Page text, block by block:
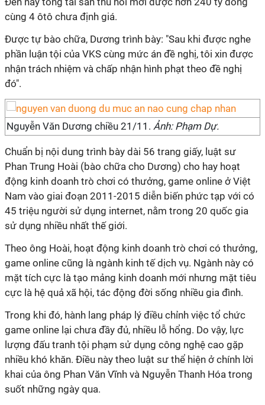
cùng 4 ôtô chưa định giá.
Được tự bào chữa, Dương trình bày: "Sau khi được nghe
phần luận tội của VKS cùng mức án đề nghị, tôi xin được
nhận trách nhiệm và chấp nhận hình phạt theo đề nghị
đó".
Nguyễn Văn Dương chiều 21/11. Ảnh: Phạm Dự.
Chuẩn bị nội dung trình bày dài 56 trang giấy, luật sư
Phan Trung Hoài (bào chữa cho Dương) cho hay hoạt
động kinh doanh trò chơi có thưởng, game online ở Việt
Nam vào giai đoạn 2011-2015 diễn biến phức tạp với có
45 triệu người sử dụng internet, nằm trong 20 quốc gia
sử dụng nhiều nhất thế giới.
Theo ông Hoài, hoạt động kinh doanh trò chơi có thưởng,
game online cũng là ngành kinh tế dịch vụ. Ngành này có
mặt tích cực là tạo mảng kinh doanh mới nhưng mặt tiêu
cực là hệ quả xã hội, tác động đời sống nhiều gia đình.
Trong khi đó, hành lang pháp lý điều chỉnh việc tổ chức
game online lại chưa đầy đủ, nhiều lỗ hổng. Do vậy, lực
lượng đấu tranh tội phạm sử dụng công nghệ cao gặp
nhiều khó khăn. Điều này theo luật sư thể hiện ở chính lời
khai của ông Phan Văn Vĩnh và Nguyễn Thanh Hóa trong
suốt những ngày qua.